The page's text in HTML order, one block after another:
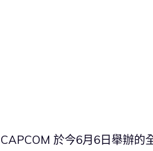
CAPCOM 於今6月6日舉辦的